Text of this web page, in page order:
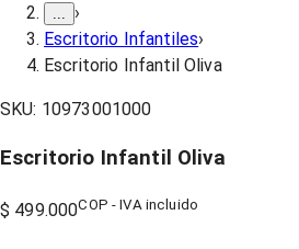
›
Escritorio Infantiles›
Escritorio Infantil Oliva
SKU: 10973001000
Escritorio Infantil Oliva
$ 499.000COP - IVA incluido